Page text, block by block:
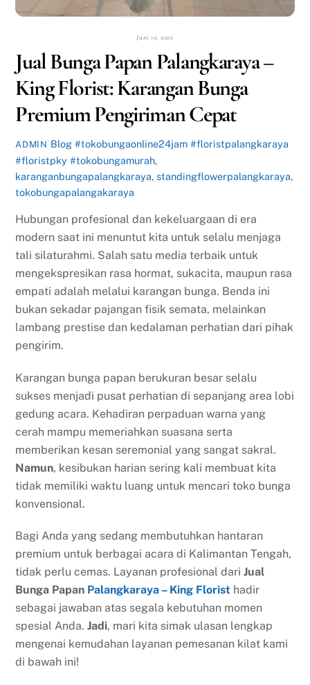
Juni 10, 2026
Jual Bunga Papan Palangkaraya –
King Florist: Karangan Bunga
Premium Pengiriman Cepat
ADMIN Blog #tokobungaonline24jam #floristpalangkaraya
#floristpky #tokobungamurah,
karanganbungapalangkaraya,standingflowerpalangkaraya,
tokobungapalangakaraya
Hubungan profesional dan kekeluargaan di era
modern saat ini menuntut kita untuk selalu menjaga
tali silaturahmi. Salah satu media terbaik untuk
mengekspresikan rasa hormat, sukacita, maupun rasa
empati adalah melalui karangan bunga. Benda ini
bukan sekadar pajangan fisik semata, melainkan
lambang prestise dan kedalaman perhatian dari pihak
pengirim.
Karangan bunga papan berukuran besar selalu
sukses menjadi pusat perhatian di sepanjang area lobi
gedung acara. Kehadiran perpaduan warna yang
cerah mampu memeriahkan suasana serta
memberikan kesan seremonial yang sangat sakral.
Namun, kesibukan harian sering kali membuat kita
tidak memiliki waktu luang untuk mencari toko bunga
konvensional.
Bagi Anda yang sedang membutuhkan hantaran
premium untuk berbagai acara di Kalimantan Tengah,
tidak perlu cemas. Layanan profesional dariJual
Bunga Papan Palangkaraya – King Florist hadir
sebagai jawaban atas segala kebutuhan momen
spesial Anda.Jadi, mari kita simak ulasan lengkap
mengenai kemudahan layanan pemesanan kilat kami
di bawah ini!